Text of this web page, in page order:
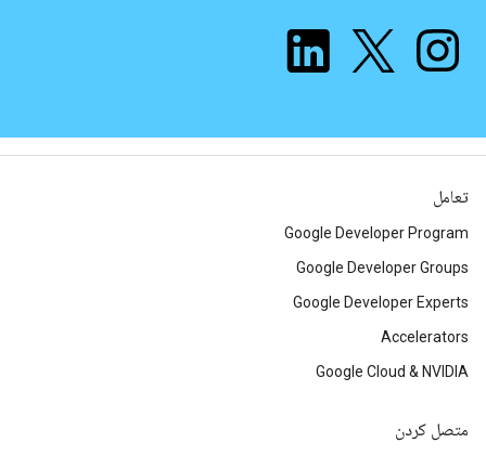
تعامل
Google Developer Program
Google Developer Groups
Google Developer Experts
Accelerators
Google Cloud & NVIDIA
متصل کردن